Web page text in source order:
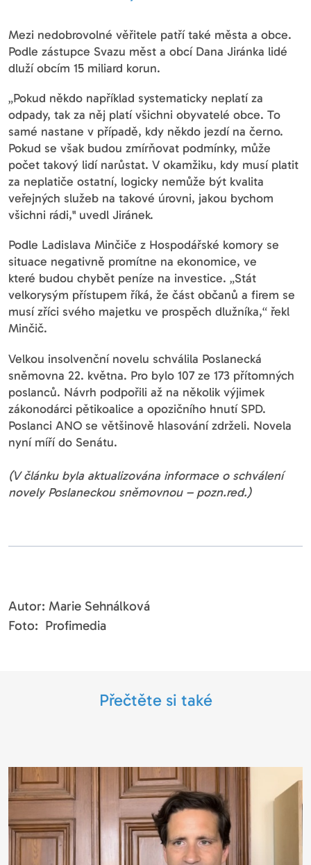
Mezi nedobrovolné věřitele patří také města a obce.
Podle zástupce Svazu měst a obcí Dana Jiránka lidé
dluží obcím 15 miliard korun.
„Pokud někdo například systematicky neplatí za
odpady, tak za něj platí všichni obyvatelé obce. To
samé nastane v případě, kdy někdo jezdí na černo.
Pokud se však budou zmírňovat podmínky, může
počet takový lidí narůstat. V okamžiku, kdy musí platit
za neplatiče ostatní, logicky nemůže být kvalita
veřejných služeb na takové úrovni, jakou bychom
všichni rádi," uvedl Jiránek.
Podle Ladislava Minčiče z Hospodářské komory se
situace negativně promítne na ekonomice, ve
které budou chybět peníze na investice. „Stát
velkorysým přístupem říká, že část občanů a firem se
musí zříci svého majetku ve prospěch dlužníka,“ řekl
Minčič.
Velkou insolvenční novelu schválila Poslanecká
sněmovna 22. května. Pro bylo 107 ze 173 přítomných
poslanců. Návrh podpořili až na několik výjimek
zákonodárci pětikoalice a opozičního hnutí SPD.
Poslanci ANO se většinově hlasování zdrželi. Novela
nyní míří do Senátu.
(V článku byla aktualizována informace o schválení
novely Poslaneckou sněmovnou – pozn.red.)
Autor: Marie Sehnálková
Foto: Profimedia
Přečtěte si také